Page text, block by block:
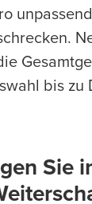
bis zu
Sie